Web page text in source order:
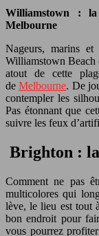
Williamstown :
Melbourne
Nageurs, marins
Williamstown Beach
atout de cette
deMelbourne. De
contempler les
Pas étonnant que
suivre les feux
Brighton :
Comment ne pas
multicolores qui
lève, le lieu est tout
bon endroit pour
vous pourrez